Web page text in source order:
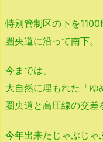
特別管制区の下を
圏央道に沿って南下。
今までは、
大自然に埋もれた「ゆ
圏央道と高圧線の交差
今年出来たじゃぶじゃ